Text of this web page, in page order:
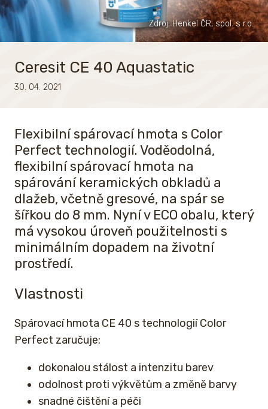
Zdroj: Henkel ČR, spol. s r.o.
Ceresit CE 40 Aquastatic
30. 04. 2021
Flexibilní spárovací hmota s Color
Perfect technologií. Voděodolná,
flexibilní spárovací hmota na
spárování keramických obkladů a
dlažeb, včetně gresové, na spár se
šířkou do 8 mm. Nyní v ECO obalu, který
má vysokou úroveň použitelnosti s
minimálním dopadem na životní
prostředí.
Vlastnosti
Spárovací hmota CE 40 s technologií Color
Perfect zaručuje:
dokonalou stálost a intenzitu barev
odolnost proti výkvětům a změně barvy
snadné čištění a péči